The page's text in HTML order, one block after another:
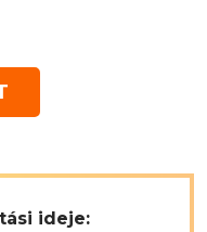
ideje: